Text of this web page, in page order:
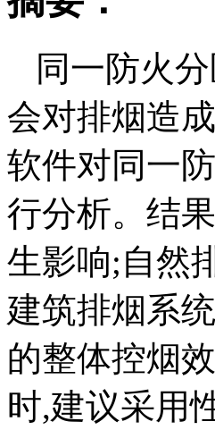
同一防火
会对排烟造
软件对同一
行分析。结
生影响;自然
建筑排烟系
的整体控烟
时,建议采用